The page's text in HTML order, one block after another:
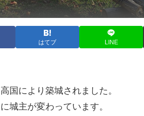
はてブ LINE
国により築城されました。
城主が変わっています。